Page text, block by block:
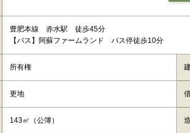
豊肥本線 赤水駅 徒歩45分
【バス】阿蘇ファームランド バス停徒歩10分
所有権
更地
143㎡（公簿）